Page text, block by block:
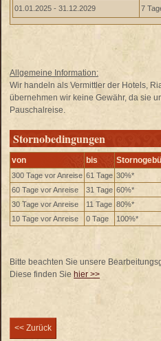
01.01.2025 - 31.12.2029 7
Allgemeine Information:
Wir handeln als Vermittler der Hotels,
übernehmen wir keine Gewähr, da sie
Pauschalreise.
Stornobedingungen
von bis
300 Tage vor Anreise 61 Tage 30%*
60 Tage vor Anreise
31 Tage 60%*
30 Tage vor Anreise
11 Tage 80%*
10 Tage vor Anreise
0 Tage 100%*
Bitte beachten Sie unsere
Diese finden Sie hier >>
<< Zurück